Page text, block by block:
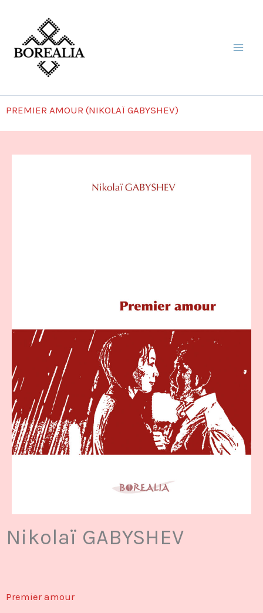
contenu
PREMIER AMOUR (NIKOLAÏ GABYSHEV)
Nikolaï GABYSHEV
Premier amour